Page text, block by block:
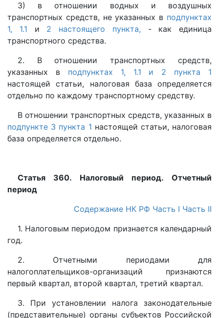
3) в отношении водных и воздушных
транспортных средств, не указанных в подпунктах
1,
1.1 и 2 настоящего пункта, - как единица
транспортного средства.
2. В отношении транспортных средств,
указанных в подпунктах 1, 1.1 и 2
пункта 1
настоящей статьи, налоговая база определяется
отдельно по каждому транспортному средству.
В отношении транспортных средств, указанных в
подпункте 3 пункта 1 настоящей статьи, налоговая
база определяется отдельно.
Статья 360. Налоговый период. Отчетный
период
Содержание НК РФ Часть I Часть II
1. Налоговым периодом признается календарный
год.
2. Отчетными периодами для
налогоплательщиков-организаций признаются
первый квартал, второй квартал, третий квартал.
3. При установлении налога законодательные
(представительные) органы субъектов Российской